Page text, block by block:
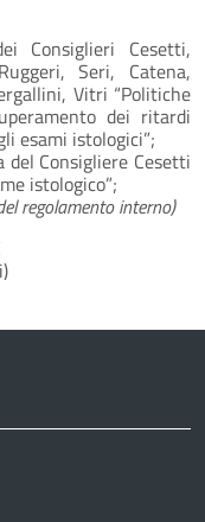
Consiglieri Cesetti,
Seri, Catena,
Vitri “Politiche
dei ritardi
esami istologici”;
del Consigliere Cesetti
istologico”;
regolamento interno)